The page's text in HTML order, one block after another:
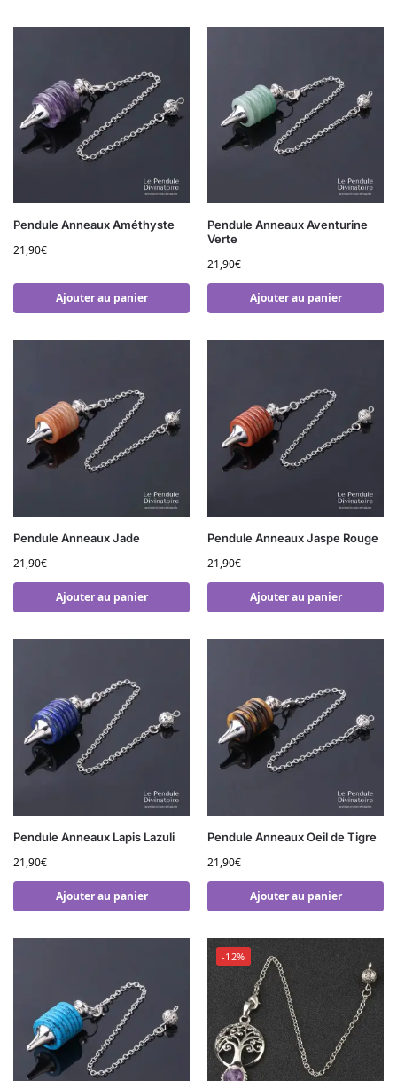
Pendule Anneaux Améthyste
21,90€
Ajouter au panier
Pendule Anneaux Aventurine
Verte
21,90€
Ajouter au panier
Pendule Anneaux Jade
21,90€
Ajouter au panier
Pendule Anneaux Jaspe Rouge
21,90€
Ajouter au panier
Pendule Anneaux Lapis Lazuli
21,90€
Ajouter au panier
Pendule Anneaux Oeil de Tigre
21,90€
Ajouter au panier
-12%